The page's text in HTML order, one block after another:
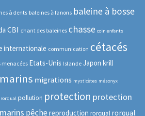
à dents baleines à fanons baleine à bosse
CBI chant des baleines chasse coin enfants
internationale communication cétacés
menacées Etats-Unis Islande Japon krill
migrations mysticètes mésonyx
pollution protection protection
pêche reproduction rorqual rorqual